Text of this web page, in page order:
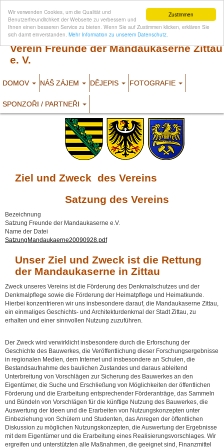
Zustimmen
Wir verwenden Cookies, um die Qualität und
Benutzerfreundlichkeit der Webseite zu verbessern und
Ihnen einen besseren Service zu bieten. Wenn Sie auf Zustimmen klicken, erklären Sie
sich damit einverstanden. Mehr Information zu unserem Datenschutz.
Verein Freunde der Mandaukaserne Zittau
e. V.
DOMOV NÁŠ ZÁJEM DĚJEPIS FOTOGRAFIE
SPONZOŘI / PARTNEŘI
Ziel und Zweck des Vereins
Satzung des Vereins
Bezeichnung
Satzung Freunde der Mandaukaserne e.V.
Name der Datei
SatzungMandaukaerne20090928.pdf
Unser Ziel und Zweck ist die Rettung
der Mandaukaserne in Zittau
Zweck unseres Vereins ist die Förderung des Denkmalschutzes und der
Denkmalpflege sowie die Förderung der Heimatpflege und Heimatkunde.
Hierbei konzentrieren wir uns insbesondere darauf, die Mandaukaserne Zittau,
ein einmaliges Geschichts- und Architekturdenkmal der Stadt Zittau, zu
erhalten und einer sinnvollen Nutzung zuzuführen.
Der Zweck wird verwirklicht insbesondere durch die Erforschung der
Geschichte des Bauwerkes, die Veröffentlichung dieser Forschungsergebnisse
in regionalen Medien, dem Internet und insbesondere an Schulen, die
Bestandsaufnahme des baulichen Zustandes und daraus ableitend
Unterbreitung von Vorschlägen zur Sicherung des Bauwerkes an den
Eigentümer, die Suche und Erschließung von Möglichkeiten der öffentlichen
Förderung und die Erarbeitung entsprechender Förderanträge, das Sammeln
und Bündeln von Vorschlägen für die künftige Nutzung des Bauwerkes, die
Auswertung der Ideen und die Erarbeiten von Nutzungskonzepten unter
Einbeziehung von Schülern und Studenten, das Anregen der öffentlichen
Diskussion zu möglichen Nutzungskonzepten, die Auswertung der Ergebnisse
mit dem Eigentümer und die Erarbeitung eines Realisierungsvorschlages. Wir
ergreifen und unterstützten alle Maßnahmen, die geeignet sind, Finanzmittel